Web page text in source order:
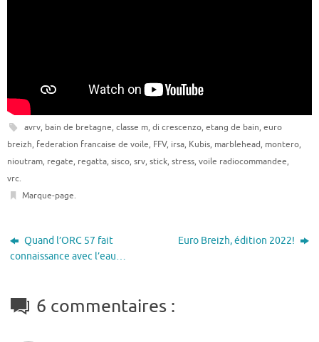
avrv, bain de bretagne, classe m, di crescenzo, etang de bain, euro
breizh, federation francaise de voile, FFV, irsa, Kubis, marblehead, montero,
nioutram, regate, regatta, sisco, srv, stick, stress, voile radiocommandee,
vrc.
Marque-page.
Quand l’ORC 57 fait
connaissance avec l’eau…
Euro Breizh, édition 2022!
6 commentaires :